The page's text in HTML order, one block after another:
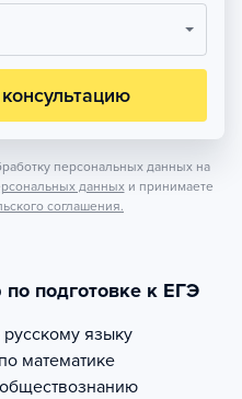
персональных данных на
данных и принимаете
соглашения.
подготовке к ЕГЭ
языку
математике